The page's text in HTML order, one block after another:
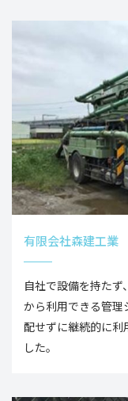
有限会社森建工
自社で設備を持た
から利用できる管理
配せずに継続的に利
した。